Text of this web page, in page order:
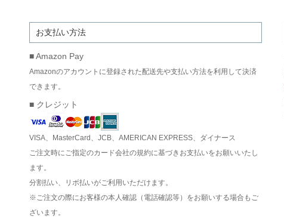
お支払い方法
■ Amazon Pay
Amazonのアカウントに登録された配送先や支払い方法を利用して決済
できます。
■ クレジット
VISA、MasterCard、JCB、AMERICAN EXPRESS、ダイナース
ご注文時にご指定のカード会社の規約に基づきお支払いをお願いいたし
ます。
分割払い、リボ払いがご利用いただけます。
※ご注文の際にお客様の本人確認（電話確認等）をお願いする場合もご
ざいます。